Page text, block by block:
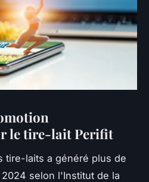
le tire-lait Perifit
tire-laits a généré plus de
selon l'Institut de la